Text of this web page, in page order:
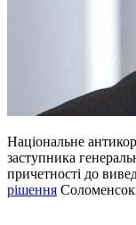
Національне
заступника
причетності до
рішення